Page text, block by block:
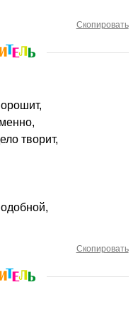
Скопировать
творит,
Скопировать